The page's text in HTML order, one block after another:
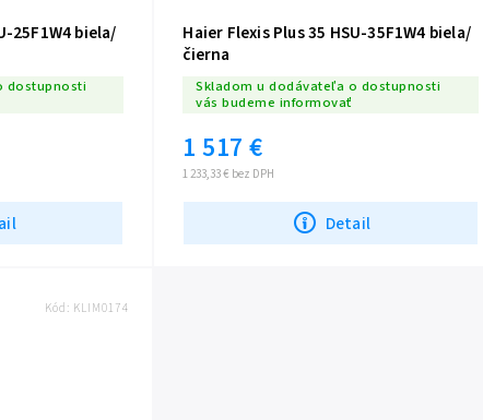
25F1W4 biela/
dostupnosti
Haier Flexis Plus 35 HSU-35F1W4 biela/
čierna
Skladom u dodávateľa o dostupnosti
vás budeme informovať
1 233,33 € bez DPH
1 517 €
Detail
Kód: KLIM0174